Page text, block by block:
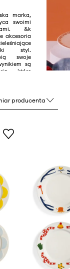
marka,
swoimi
&k
akcesoria
styl.
swoje
są
które
producenta